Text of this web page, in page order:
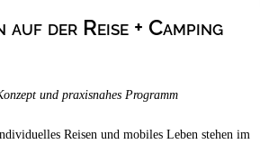
Campingplätze
der Reise + Camping
und praxisnahes Programm
Reisen und mobiles Leben stehen im